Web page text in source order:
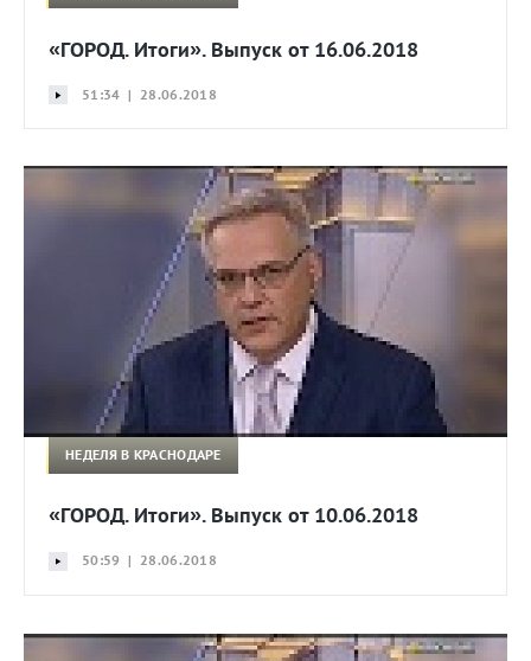
«ГОРОД. Итоги». Выпуск от 16.06.2018
51:34 | 28.06.2018
НЕДЕЛЯ В КРАСНОДАРЕ
«ГОРОД. Итоги». Выпуск от 10.06.2018
50:59 | 28.06.2018